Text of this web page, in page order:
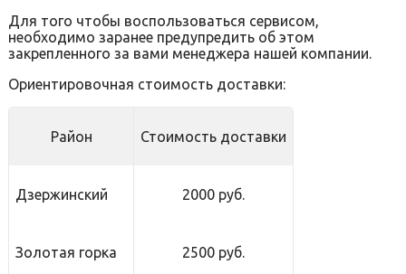
Для того чтобы воспользоваться сервисом,
необходимо заранее предупредить об этом
закрепленного за вами менеджера нашей компании.
Ориентировочная стоимость доставки:
Район Стоимость доставки
Дзержинский 2000 руб.
Золотая горка 2500 руб.